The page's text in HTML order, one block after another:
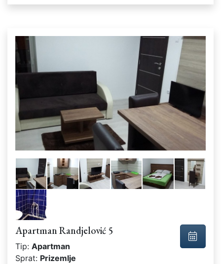
Apartman Randjelović 5
Tip: Apartman
Sprat: Prizemlje